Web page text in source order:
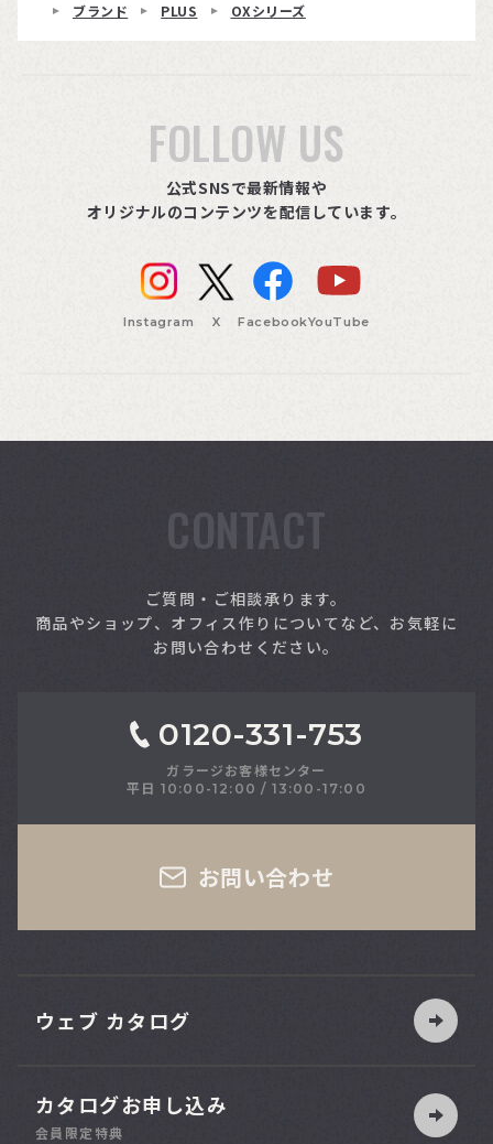
ブランド
PLUS OXシリーズ
FOLLOW US
公式SNSで最新情報や
オリジナルのコンテンツを配信しています。
Instagram X FacebookYouTube
CONTACT
ご質問・ご相談承ります。
商品やショップ、オフィス作りについてなど、お気軽に
お問い合わせください。
0120-331-753
ガラージお客様センター
平日 10:00-12:00 / 13:00-17:00
お問い合わせ
ウェブ カタログ
カタログお申し込み
会員限定特典